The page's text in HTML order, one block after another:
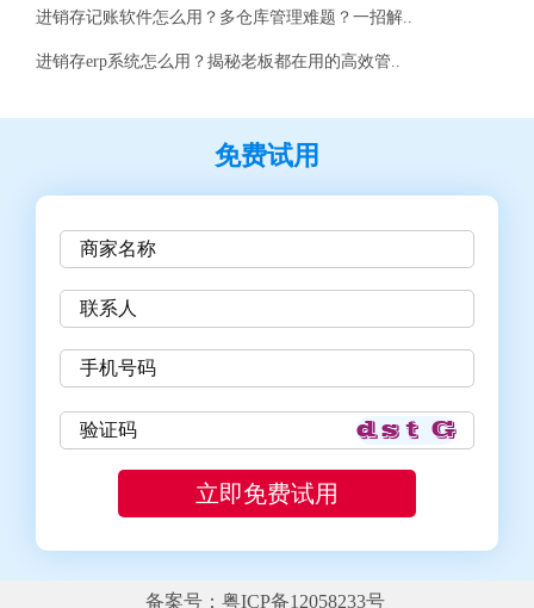
进销存记账软件怎么用？多仓库管理难题？一招解..
进销存erp系统怎么用？揭秘老板都在用的高效管..
免费试用
备案号：粤ICP备12058233号